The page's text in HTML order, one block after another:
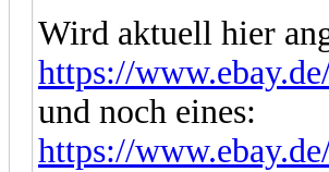
Wird aktuell hier
https://
und noch eines:
https://